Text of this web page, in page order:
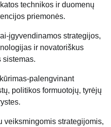
technikos ir duomenų
priemonės.
įgyvendinamos strategijos,
ir novatoriškus
sistemas.
palengvinant
politikos formuotojų, tyrėjų
veiksmingomis strategijomis,